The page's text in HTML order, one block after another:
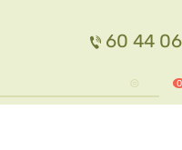
60 44 06
0